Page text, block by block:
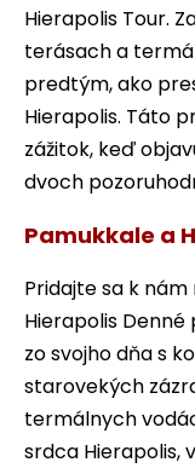
Hierapolis Tour.
terásach a
predtým, ako
Hierapolis. Táto
zážitok, keď
dvoch
Pamukkale a
Pridajte sa k
Hierapolis
zo svojho dňa s
starovekých
termálnych
srdca Hierapolis,